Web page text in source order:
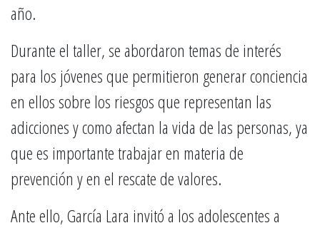
año.
Durante el taller, se abordaron temas de interés
para los jóvenes que permitieron generar conciencia
en ellos sobre los riesgos que representan las
adicciones y como afectan la vida de las personas, ya
que es importante trabajar en materia de
prevención y en el rescate de valores.
Ante ello, García Lara invitó a los adolescentes a